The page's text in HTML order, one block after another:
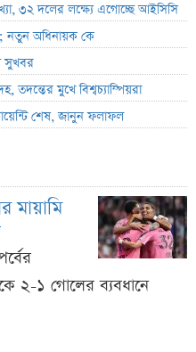
৩২ দলের লক্ষ্যে এগোচ্ছে আইসিসি
নতুন অধিনায়ক কে
সুখবর
তদন্তের মুখে বিশ্বচ্যাম্পিয়রা
শেষ, জানুন ফলাফল
মায়ামি
২-১ গোলের ব্যবধানে